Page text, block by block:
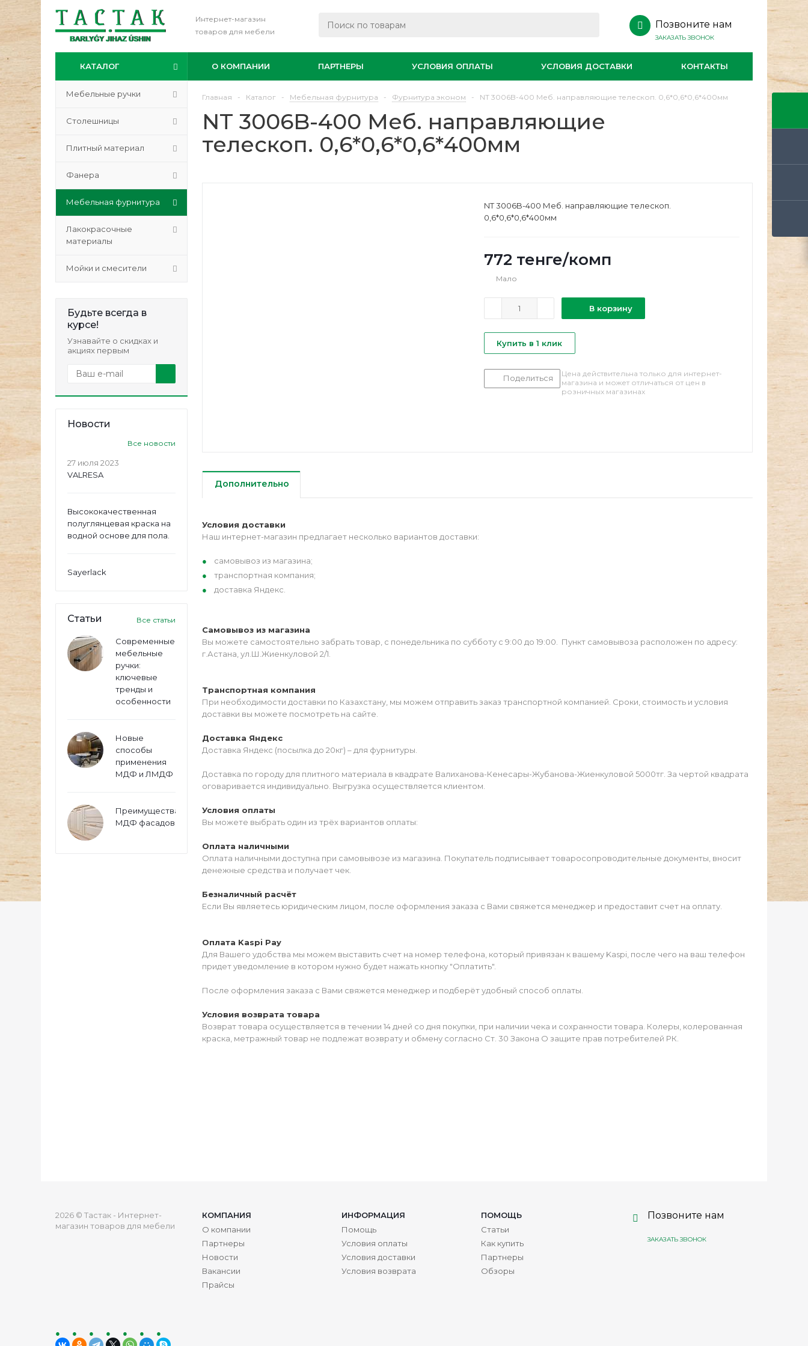
Интернет-магазин
товаров для мебели
Позвоните нам
ЗАКАЗАТЬ ЗВОНОК
КАТАЛОГ О КОМПАНИИ ПАРТНЕРЫ УСЛОВИЯ ОПЛАТЫ УСЛОВИЯ ДОСТАВКИ КОНТАКТЫ
Мебельные ручки
Столешницы
Плитный материал
Фанера
Мебельная фурнитура
Лакокрасочные
материалы
Мойки и смесители
Будьте всегда в
курсе!
Узнавайте о скидках и
акциях первым
Новости
Все новости
27 июля 2023
VALRESA
Высококачественная
полуглянцевая краска на
водной основе для пола.
Sayerlack
Статьи Все статьи
Современные
мебельные
ручки:
ключевые
тренды и
особенности
Новые
способы
применения
МДФ и ЛМДФ
Преимущества
МДФ фасадов
Главная - Каталог - Мебельная фурнитура - Фурнитура эконом - NT 3006B-400 Меб. направляющие телескоп. 0,6*0,6*0,6*400мм
NT 3006B-400 Меб. направляющие
телескоп. 0,6*0,6*0,6*400мм
NT 3006B-400 Меб. направляющие телескоп.
0,6*0,6*0,6*400мм
772 тенге/комп
Мало
В корзину
Купить в 1 клик
Поделиться
Цена действительна только для интернет-
магазина и может отличаться от цен в
розничных магазинах
Дополнительно
Условия доставки
Наш интернет-магазин предлагает несколько вариантов доставки:
самовывоз из магазина;
транспортная компания;
доставка Яндекс.
Самовывоз из магазина
Вы можете самостоятельно забрать товар, с понедельника по субботу с 9:00 до 19:00. Пункт самовывоза расположен по адресу:
г.Астана, ул.Ш.Жиенкуловой 2/1.
Транспортная компания
При необходимости доставки по Казахстану, мы можем отправить заказ транспортной компанией. Сроки, стоимость и условия
доставки вы можете посмотреть на сайте.
Доставка Яндекс
Доставка Яндекс (посылка до 20кг) – для фурнитуры.
Доставка по городу для плитного материала в квадрате Валиханова-Кенесары-Жубанова-Жиенкуловой 5000тг. За чертой квадрата
оговаривается индивидуально. Выгрузка осуществляется клиентом.
Условия оплаты
Вы можете выбрать один из трёх вариантов оплаты:
Оплата наличными
Оплата наличными доступна при самовывозе из магазина. Покупатель подписывает товаросопроводительные документы, вносит
денежные средства и получает чек.
Безналичный расчёт
Если Вы являетесь юридическим лицом, после оформления заказа с Вами свяжется менеджер и предоставит счет на оплату.
Оплата Kaspi Pay
Для Вашего удобства мы можем выставить счет на номер телефона, который привязан к вашему Kaspi, после чего на ваш телефон
придет уведомление в котором нужно будет нажать кнопку "Оплатить".
После оформления заказа с Вами свяжется менеджер и подберёт удобный способ оплаты.
Условия возврата товара
Возврат товара осуществляется в течении 14 дней со дня покупки, при наличии чека и сохранности товара. Колеры, колерованная
краска, метражный товар не подлежат возврату и обмену согласно Ст. 30 Закона О защите прав потребителей РК.
2026 © Тастак - Интернет-
магазин товаров для мебели
КОМПАНИЯ ИНФОРМАЦИЯ
ПОМОЩЬ
О компании
Партнеры
Новости
Вакансии
Прайсы
Помощь
Условия оплаты
Условия доставки
Условия возврата
Статьи
Как купить
Партнеры
Обзоры
Позвоните нам
ЗАКАЗАТЬ ЗВОНОК